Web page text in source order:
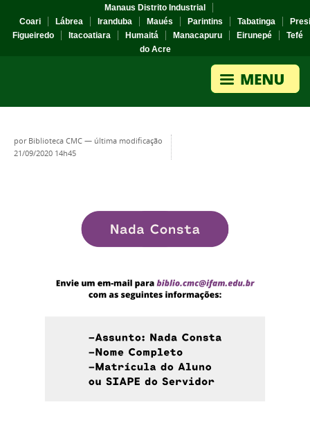
Manaus Distrito Industrial
Coari
Lábrea Iranduba Maués Parintins Tabatinga
Figueiredo
Itacoatiara Humaitá Manacapuru Eirunepé
Tefé
do Acre
por Biblioteca CMC — última modificação
21/09/2020 14h45